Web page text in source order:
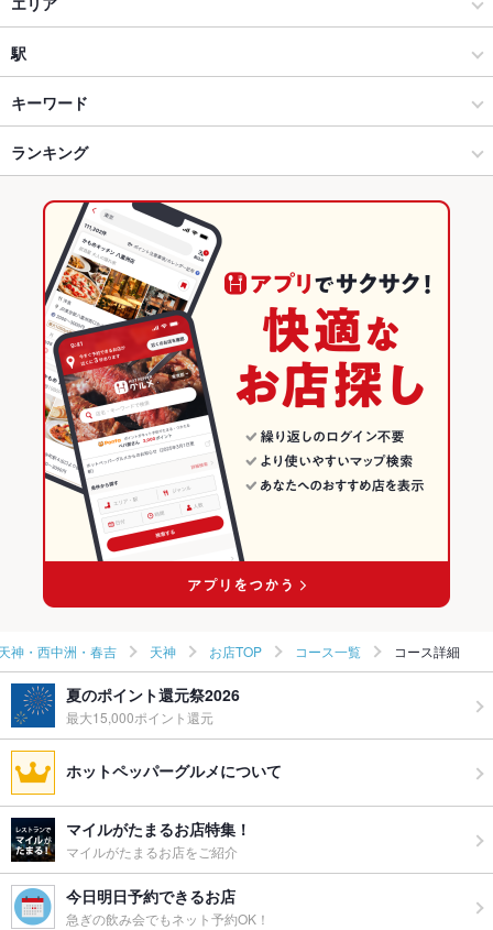
ビアホール
天神・西中洲・春吉 × ダイニングバー・バル
天神・西中洲・春吉 × ビアホール
天神駅 × ダイニングバー・バル
天神駅 × ビアホール
居酒屋
洋・和洋・各国料理・その他
天神・西中洲・春吉 × 居酒屋
天神・西中洲・春吉 × 洋・和洋・各国料理・その他
天神駅 × 居酒屋
天神駅 × 洋・和洋・各国料理・その他
天神
天神 × ダイニングバー・バル
天神 × ビアホール
天神 × 居酒屋
天神 × 洋・和洋・各国料理・その他
福岡 × ダイニングバー・バル
福岡 × ビアホール
福岡 × 居酒屋
福岡 × 洋・和洋・各国料理・その他
駅
赤坂駅
天神駅
キーワード
手羽先 カキ料理・オイスター
ランキング
福岡のグルメランキング
福岡のダイニングバー・バルランキング
福岡のビアホールランキング
天神・西中洲・春吉のグルメランキング
天神・西中洲・春吉のダイニングバー・バルランキング
天神・西中洲・春吉のビアホールランキング
天神のグルメランキング
天神のダイニングバー・バルランキング
天神のビアホールランキング
神・西中洲・春吉 天神 お店TOP コース一覧 コース詳細
夏のポイント還元祭2026
最大15,000ポイント還元
ホットペッパーグルメについて
マイルがたまるお店特集！
マイルがたまるお店をご紹介
今日明日予約できるお店
急ぎの飲み会でもネット予約OK！